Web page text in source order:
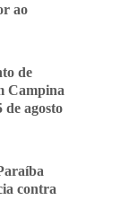
ao
de
Campina
de agosto
contra